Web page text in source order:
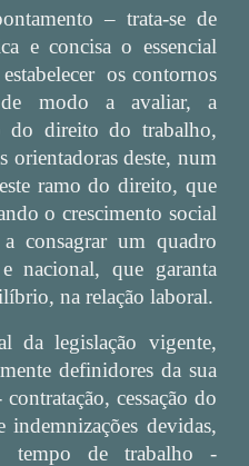
– trata-se de
e concisa o essencial
os contornos
de modo a avaliar, a
do direito do trabalho,
orientadoras deste, num
ramo do direito, que
o crescimento social
consagrar um quadro
nacional, que garanta
na relação laboral.
da legislação vigente,
definidores da sua
cessação do
indemnizações devidas,
tempo de trabalho -